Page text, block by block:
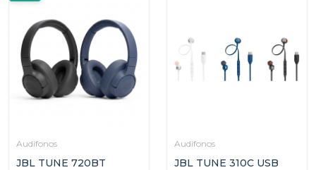
Audifonos
JBL TUNE 720BT
Audifonos
JBL TUNE 310C USB